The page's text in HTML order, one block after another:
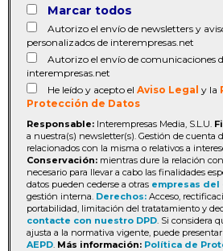
Marcar todos
Autorizo el envío de newsletters y
personalizados de interempresas.net
Autorizo el envío de comunicaciones
interempresas.net
He leído y acepto el Aviso Legal y la
Protección de Datos
Responsable: Interempresas Media, S.L.U.
a nuestra(s) newsletter(s). Gestión de cuenta
relacionados con la misma o relativos a
Conservación: mientras dure la relación
necesario para llevar a cabo las finalidades
datos pueden cederse a otras empresas del
gestión interna. Derechos: Acceso,
portabilidad, limitación del tratatamiento y
contacte con nuestro DPD . Si considera
ajusta a la normativa vigente, puede
AEPD Más información: Política de